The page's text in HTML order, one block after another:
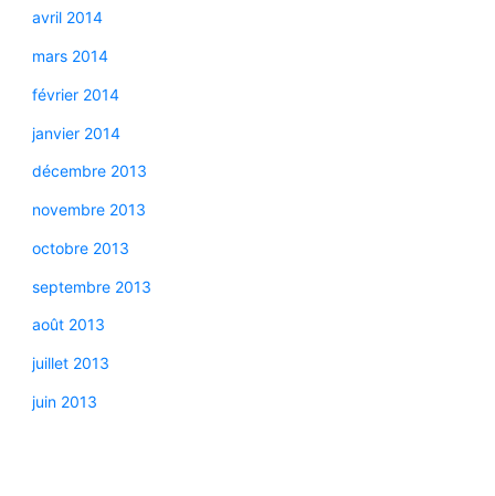
avril 2014
mars 2014
février 2014
janvier 2014
décembre 2013
novembre 2013
octobre 2013
septembre 2013
août 2013
juillet 2013
juin 2013